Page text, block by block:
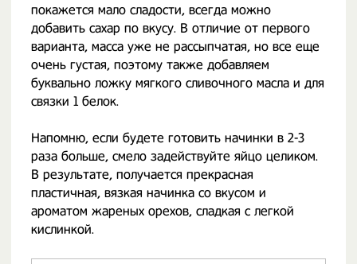
покажется мало сладости, всегда можно
добавить сахар по вкусу. В отличие от первого
варианта, масса уже не рассыпчатая, но все еще
очень густая, поэтому также добавляем
буквально ложку мягкого сливочного масла и для
связки 1 белок.
Напомню, если будете готовить начинки в 2-3
раза больше, смело задействуйте яйцо целиком.
В результате, получается прекрасная
пластичная, вязкая начинка со вкусом и
ароматом жареных орехов, сладкая с легкой
кислинкой.